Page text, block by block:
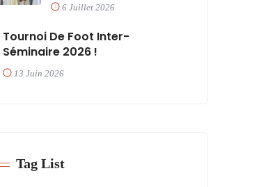
6 Juillet 2026
Tournoi De Foot Inter-
Séminaire 2026 !
13 Juin 2026
Tag List